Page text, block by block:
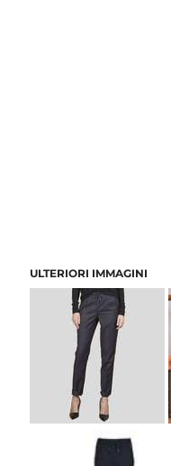
ULTERIORI IMMAGINI